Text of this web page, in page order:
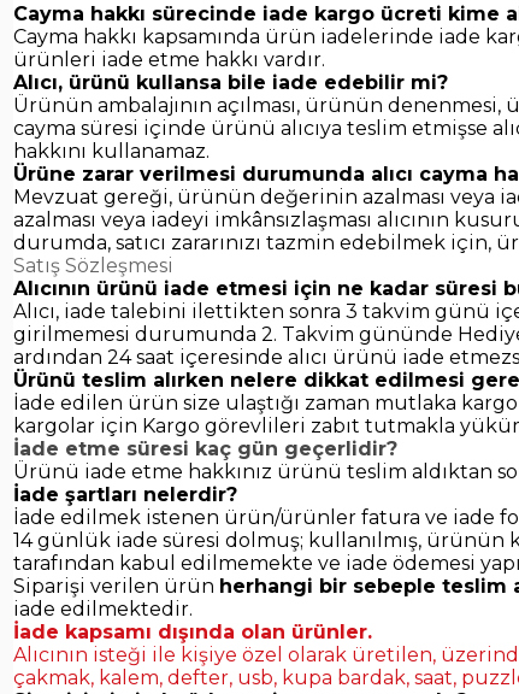
Cayma hakkı sürecinde iade kargo ücreti kime
Cayma hakkı kapsamında ürün iadelerinde iade
ürünleri iade etme hakkı vardır.
Alıcı, ürünü kullansa bile iade edebilir mi?
Ürünün ambalajının açılması, ürünün denenmesi,
cayma süresi içinde ürünü alıcıya teslim etmişse
hakkını kullanamaz.
Ürüne zarar verilmesi durumunda alıcı cayma
Mevzuat gereği, ürünün değerinin azalması veya
azalması veya iadeyi imkânsızlaşması alıcının
durumda, satıcı zararınızı tazmin edebilmek için,
Satış Sözleşmesi
Alıcının ürünü iade etmesi için ne kadar süresi
Alıcı, iade talebini ilettikten sonra 3 takvim günü
girilmemesi durumunda 2. Takvim gününde
ardından 24 saat içeresinde alıcı ürünü iade
Ürünü teslim alırken nelere dikkat edilmesi
İade edilen ürün size ulaştığı zaman mutlaka
kargolar için Kargo görevlileri zabıt tutmakla
İade etme süresi kaç gün geçerlidir?
Ürünü iade etme hakkınız ürünü teslim aldıktan
İade şartları nelerdir?
İade edilmek istenen ürün/ürünler fatura ve iade
14 günlük iade süresi dolmuş; kullanılmış,
tarafından kabul edilmemekte ve iade ödemesi
Siparişi verilen ürün herhangi bir sebeple teslim
iade edilmektedir.
İade kapsamı dışında olan ürünler.
Alıcının isteği ile kişiye özel olarak üretilen,
çakmak, kalem, defter, usb, kupa bardak, saat,